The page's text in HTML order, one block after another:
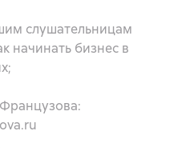
слушательницам
начинать бизнес в